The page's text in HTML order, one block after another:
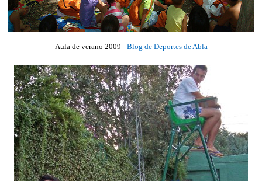
Aula de verano 2009 - Blog de Deportes de Abla